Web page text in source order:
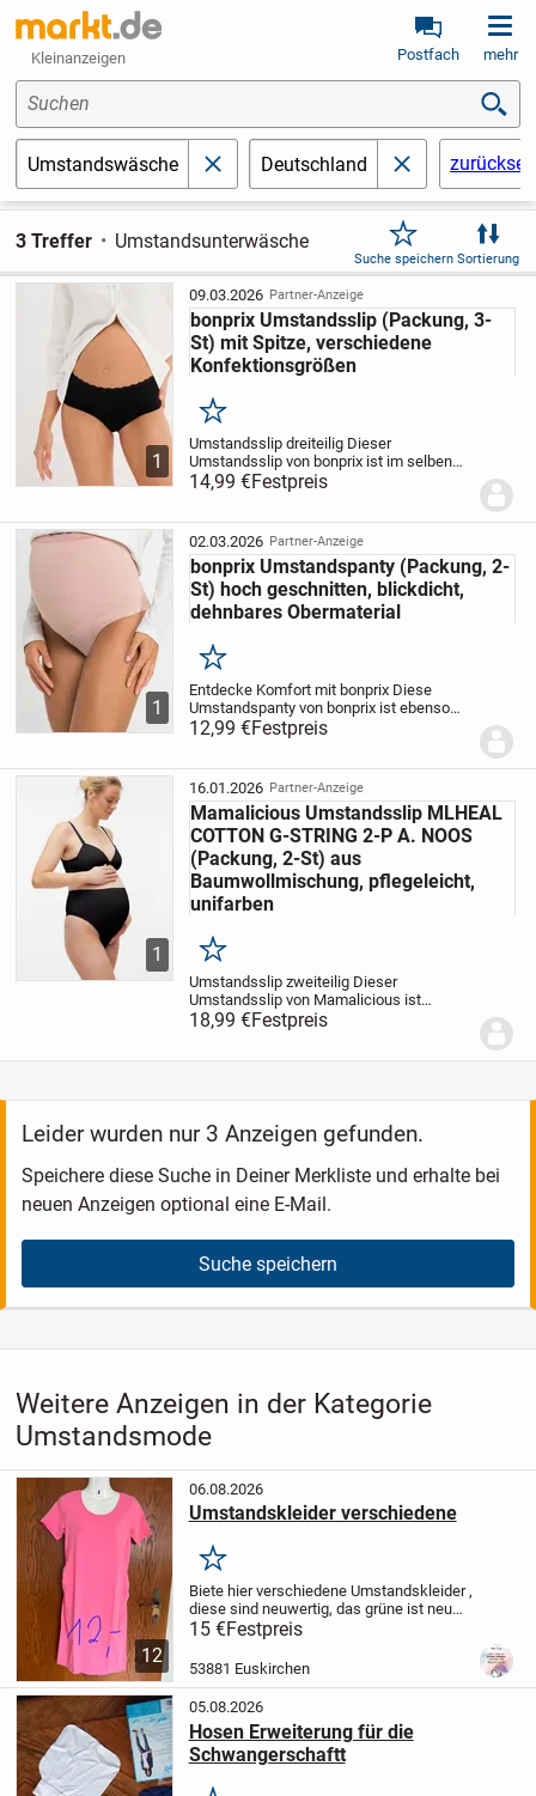
Kleinanzeigen Postfach mehr
Suchen
Umstandswäsche schließenDeutschland schließen
3 Treffer Umstandsunterwäsche
Suche speichern Sortierung
1
09.03.2026 Partner-Anzeige
bonprix Umstandsslip (Packung, 3-
St) mit Spitze, verschiedene
Konfektionsgrößen
Merken
Umstandsslip dreiteilig Dieser
Umstandsslip von bonprix ist im selben
Maße bequem wie stilvoll. Der flexible
Bund mit Spitze sitzt in der Höhe normal
einschneidet....
14,99 €Festpreis
1
02.03.2026 Partner-Anzeige
bonprix Umstandspanty (Packung, 2-
St) hoch geschnitten, blickdicht,
dehnbares Obermaterial
Merken
Entdecke Komfort mit bonprix Diese
Umstandspanty von bonprix ist ebenso
bequem wie trendbewusst. Wegen des
flexiblen Bunds mit Spitze schneidet
einer...
12,99 €Festpreis
1
16.01.2026 Partner-Anzeige
Mamalicious Umstandsslip MLHEAL
COTTON G-STRING 2-P A. NOOS
(Packung, 2-St) aus
Baumwollmischung, pflegeleicht,
unifarben
Merken
Umstandsslip zweiteilig Dieser
Umstandsslip von Mamalicious ist
genauso bequem wie trendbewusst.
Taillenhoch sitzt die Unterhose. Der
18,99 €Festpreis
Leider wurden nur 3 Anzeigen gefunden.
Speichere diese Suche in Deiner Merkliste und erhalte bei
neuen Anzeigen optional eine E-Mail.
Suche speichern
Weitere Anzeigen in der Kategorie
Umstandsmode
12
06.08.2026
Umstandskleider verschiedene
Merken
Biete hier verschiedene Umstandskleider ,
diese sind neuwertig, das grüne ist neu
mit Etikett. Die Größen und Preise stehen
an den Fotos. Wir sind ein Nichtraucher
und Tierfreier Haushalt. Privatverka...
15 €Festpreis
53881 Euskirchen
05.08.2026
Hosen Erweiterung für die
Schwangerschaftt